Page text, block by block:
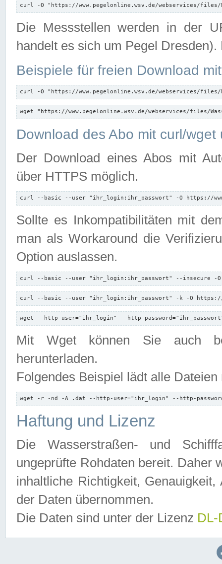
curl -O "https://www.pegelonline.wsv.de/webservices/files/
Die Messstellen werden in der
handelt es sich um Pegel
Beispiele für freien Download
curl -O "https://www.pegelonline.wsv.de/webservices/files/
wget "https://www.pegelonline.wsv.de/webservices/files/
Download des Abo mit curl/
Der Download eines Abos mit
über HTTPS möglich.
curl --basic --user "ihr_login:ihr_passwort" -O https://
Sollte es Inkompatibilitäten mit
man als Workaround die
Option auslassen.
curl --basic --user "ihr_login:ihr_passwort" --insecure -
curl --basic --user "ihr_login:ihr_passwort" -k -O https://
wget --http-user="ihr_login" --http-
Mit Wget können Sie auch
herunterladen.
Folgendes Beispiel lädt alle
wget -r -nd -A .dat --http-user="ihr_login" --http-
Haftung und Lizenz
Die Wasserstraßen- und
ungeprüfte Rohdaten bereit. Daher
inhaltliche Richtigkeit,
der Daten übernommen.
Die Daten sind unter der Lizenz